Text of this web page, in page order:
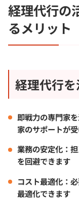
経理代行の
るメリット
経理代行
即戦力の専門家
家のサポートが
業務の安定化：
を回避できます
コスト最適化：
最適化できます